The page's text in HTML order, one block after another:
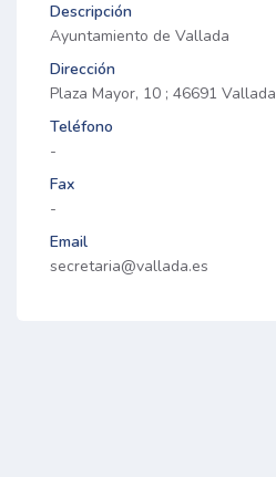
Descripción
Ayuntamiento de Vallada
Dirección
Plaza Mayor, 10 ; 46691 Vallada
Teléfono
-
Fax
-
Email
secretaria@vallada.es